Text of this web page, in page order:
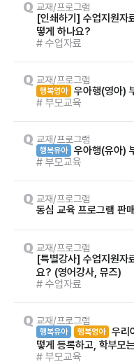
교재/프로그램
[인쇄하기] 수업지원자
떻게 하나요?
# 수업자료
교재/프로그램
행복영아
우아행(영아)
# 부모교육
교재/프로그램
행복유아
우아행(유아)
# 부모교육
교재/프로그램
동심 교육 프로그램 판
교재/프로그램
[특별강사] 수업지원자
요? (영어강사, 뮤즈)
# 수업자료
교재/프로그램
행복유아 행복영아
우리
떻게 등록하고, 학부모
# 부모교육